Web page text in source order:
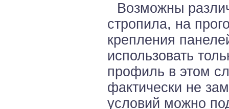
Возможны
стропила, на
крепления
использовать
профиль в этом
фактически не
условий можно